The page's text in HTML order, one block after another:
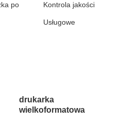
po Kontrola jakości
Usługowe
drukarka
wielkoformatowa